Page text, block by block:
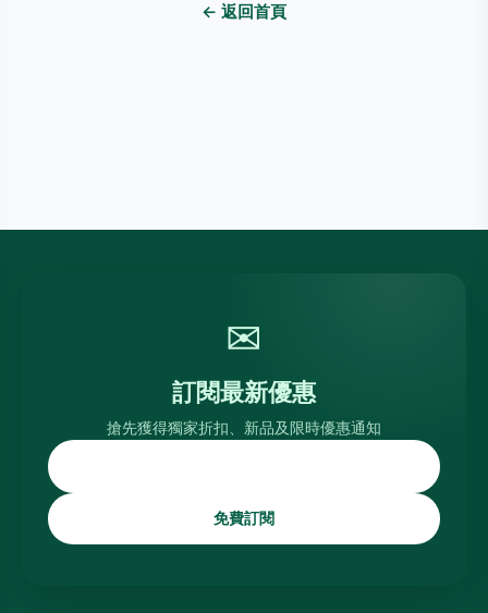
← 返回首頁
✉
訂閱最新優惠
搶先獲得獨家折扣、新品及限時優惠通知
免費訂閱